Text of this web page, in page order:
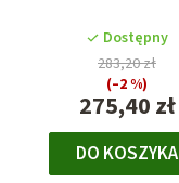
Dostępny
275,40 zł
283,20 zł
(–2 %)
DO KOSZYKA